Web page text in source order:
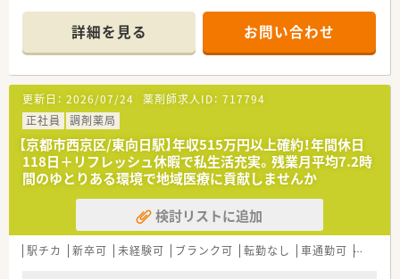
＊------------------------------------------＊
【店舗情報と応需状況について】
■最寄り駅の上桂駅から徒歩15分の場所に位置しており、マイ
カーでの通勤も可能で快適にアクセスできます
■皮膚科の広域処方箋を1日に80枚から100枚ほど応需してお
り、専門的な知識を集中的に学べる環境です
■現在は在宅業務の取り扱いがないため、店舗での外来調剤や患
者様への服薬指導に専念することが可能です
【法人特徴について】
■京都府に本社を構えながら愛知県を含めて9店舗の調剤薬局を
展開しており、安定した基盤を持っています
■2016年の開局以来からM&Aなどを活発に行うことで、急激に
店舗数を伸ばし成長を続ける企業です
■スタッフが安心して長く働けるように、年間休日120日以上の
詳細を見る お問い合わせ
更新日： 2026/07/24 薬剤師求人ID： 717794
正社員
調剤薬局
【京都市西京区/東向日駅】年収515万円以上確約！年間休日
118日＋リフレッシュ休暇で私生活充実。残業月平均7.2時
間のゆとりある環境で地域医療に貢献しませんか
検討リストに追加
駅チカ 新卒可 未経験可 ブランク可 転勤なし 車通勤可 高給与